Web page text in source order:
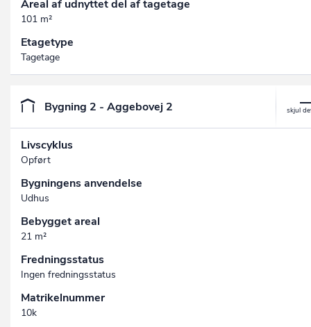
Areal af udnyttet del af tagetage
101 m²
Etagetype
Tagetage
Bygning 2 - Aggebovej 2
Livscyklus
Opført
Bygningens anvendelse
Udhus
Bebygget areal
21 m²
Fredningsstatus
Ingen fredningsstatus
Matrikelnummer
10k